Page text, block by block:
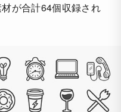
が合計64個収録され